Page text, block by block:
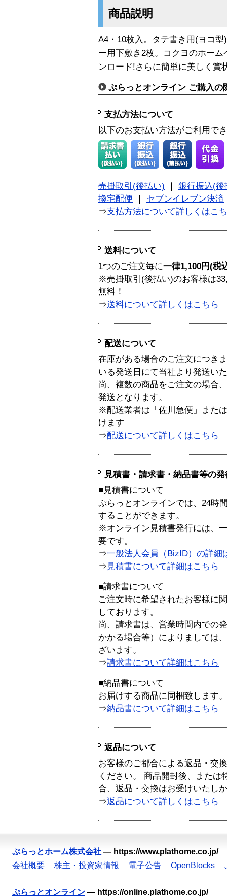
商品説明
A4・10枚入。タテ書き用(ヨコ
ー用下敷き2枚。コクヨのホー
ンロード!さらに簡単に美しく賞
ぷらっとオンライン ご購入の
支払方法について
以下のお支払い方法がご利用で
売掛取引(後払い)
銀行振込(後
換宅配便
セブンイレブン決済
⇒支払方法について詳しくはこ
送料について
1つのご注文毎に一律1,100円(税
※売掛取引(後払い)のお客様は
無料！
⇒送料について詳しくはこちら
配送について
在庫がある場合のご注文につき
いる発送日にて当社より発送い
尚、複数の商品をご注文の場合
発送となります。
※配送業者は「佐川急便」また
けます
⇒配送について詳しくはこちら
見積書・請求書・納品書等の
■見積書について
ぷらっとオンラインでは、24時
することができます。
※オンライン見積書発行には、
要です。
⇒一般法人会員（BizID）の詳細
⇒ 見積書について詳細はこちら
■請求書について
ご注文時に希望されたお客様に
しております。
尚、請求書は、営業時間内での
かかる場合等）によりましては
ざいます。
⇒請求書について詳細はこちら
■納品書について
お届けする商品に同梱致します。
⇒納品書について詳細はこちら
返品について
お客様のご都合による返品・交
ください。 商品開封後、または
合、返品・交換はお受けいたし
⇒返品について詳しくはこちら
ぷらっとホーム株式会社 — https://www.plathome.co.jp/
会社概要
株主・投資家情報 電子公告 OpenBlocks
ぷらっとオンライン — https://online.plathome.co.jp/